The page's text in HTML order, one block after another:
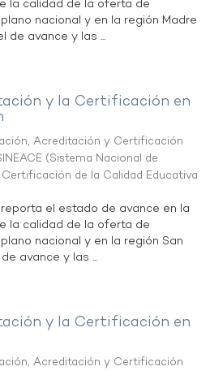
la calidad de la oferta de
nacional y en la región Madre
de avance y las ...
y la Certificación en
Acreditación y Certificación
(Sistema Nacional de
de la Calidad Educativa
el estado de avance en la
la calidad de la oferta de
nacional y en la región San
avance y las ...
y la Certificación en
Acreditación y Certificación